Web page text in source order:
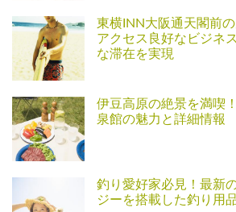
東横INN大阪通天閣前の
アクセス良好なビジネ
な滞在を実現
伊豆高原の絶景を満喫
泉館の魅力と詳細情報
釣り愛好家必見！最新
ジーを搭載した釣り用